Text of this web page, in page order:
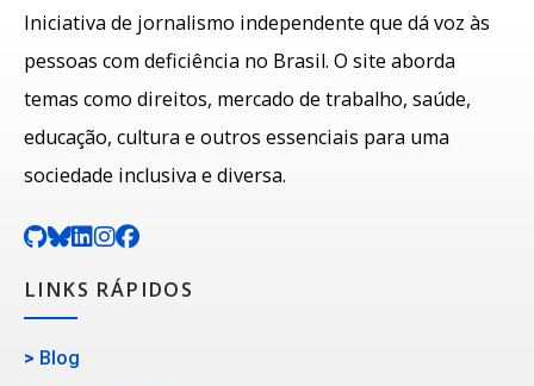
Iniciativa de jornalismo independente que dá voz às
pessoas com deficiência no Brasil. O site aborda
temas como direitos, mercado de trabalho, saúde,
educação, cultura e outros essenciais para uma
sociedade inclusiva e diversa.
LINKS RÁPIDOS
> Blog